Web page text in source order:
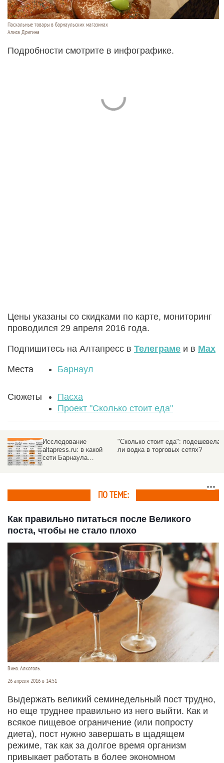
Пасхальные товары в барнаульских магазинах
Алиса Дригина
Подробности смотрите в инфографике.
Цены указаны со скидками по карте, мониторинг
проводился 29 апреля 2016 года.
Подпишитесь на Алтапресс в Телеграме и в Max
Места Барнаул
Сюжеты
Пасха
Проект "Сколько стоит еда"
Пасха. Почему главный
христианский праздник
длится 40 дней
Автоледи разогналась
почти до 180 км/ч,
ПО ТЕМЕ:
Как правильно питаться после Великого
поста, чтобы не стало плохо
Вино. Алкоголь.
26 апреля 2016 в 14:51
Выдержать великий семинедельный пост трудно,
но еще труднее правильно из него выйти. Как и
всякое пищевое ограничение (или попросту
диета), пост нужно завершать в щадящем
режиме, так как за долгое время организм
привыкает работать в более экономном